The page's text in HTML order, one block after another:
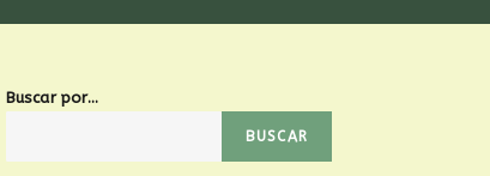
Buscar por...
BUSCAR